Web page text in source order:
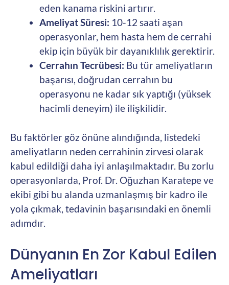
eden kanama riskini artırır.
Ameliyat Süresi: 10-12 saati aşan
operasyonlar, hem hasta hem de cerrahi
ekip için büyük bir dayanıklılık gerektirir.
Cerrahın Tecrübesi: Bu tür ameliyatların
başarısı, doğrudan cerrahın bu
operasyonu ne kadar sık yaptığı (yüksek
hacimli deneyim) ile ilişkilidir.
Bu faktörler göz önüne alındığında, listedeki
ameliyatların neden cerrahinin zirvesi olarak
kabul edildiği daha iyi anlaşılmaktadır. Bu zorlu
operasyonlarda, Prof. Dr. Oğuzhan Karatepe ve
ekibi gibi bu alanda uzmanlaşmış bir kadro ile
yola çıkmak, tedavinin başarısındaki en önemli
adımdır.
Dünyanın En Zor Kabul Edilen
Ameliyatları